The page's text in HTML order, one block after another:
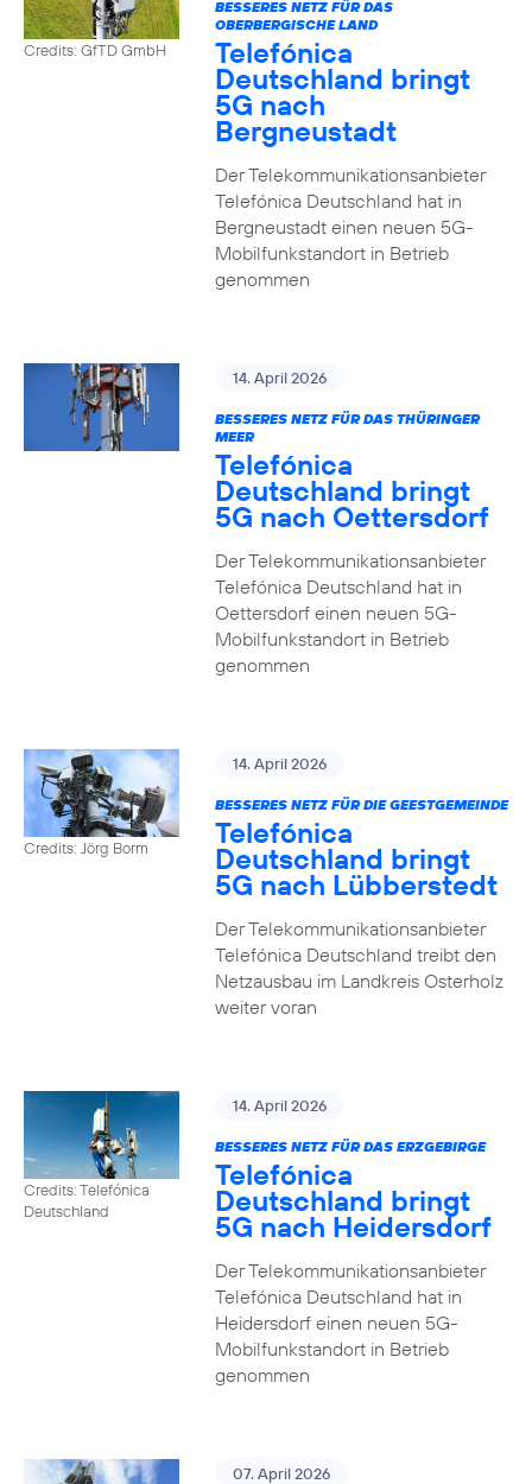
Credits: GfTD GmbH
BESSERES NETZ FÜR DAS
OBERBERGISCHE LAND
Telefónica
Deutschland bringt
5G nach
Bergneustadt
Der Telekommunikationsanbieter
Telefónica Deutschland hat in
Bergneustadt einen neuen 5G-
Mobilfunkstandort in Betrieb
genommen
14. April 2026
BESSERES NETZ FÜR DAS THÜRINGER
MEER
Telefónica
Deutschland bringt
5G nach Oettersdorf
Der Telekommunikationsanbieter
Telefónica Deutschland hat in
Oettersdorf einen neuen 5G-
Mobilfunkstandort in Betrieb
genommen
Credits: Jörg Borm
14. April 2026
BESSERES NETZ FÜR DIE GEESTGEMEINDE
Telefónica
Deutschland bringt
5G nach Lübberstedt
Der Telekommunikationsanbieter
Telefónica Deutschland treibt den
Netzausbau im Landkreis Osterholz
weiter voran
Credits: Telefónica
Deutschland
14. April 2026
BESSERES NETZ FÜR DAS ERZGEBIRGE
Telefónica
Deutschland bringt
5G nach Heidersdorf
Der Telekommunikationsanbieter
Telefónica Deutschland hat in
Heidersdorf einen neuen 5G-
Mobilfunkstandort in Betrieb
genommen
07. April 2026